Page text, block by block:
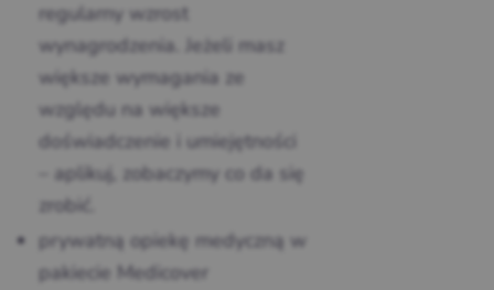
regularny wzrost
wynagrodzenia. Jeżeli masz
większe wymagania ze
względu na większe
doświadczenie i umiejętności
– aplikuj, zobaczymy co da się
zrobić.
prywatną opiekę medyczną w
pakiecie Medicover